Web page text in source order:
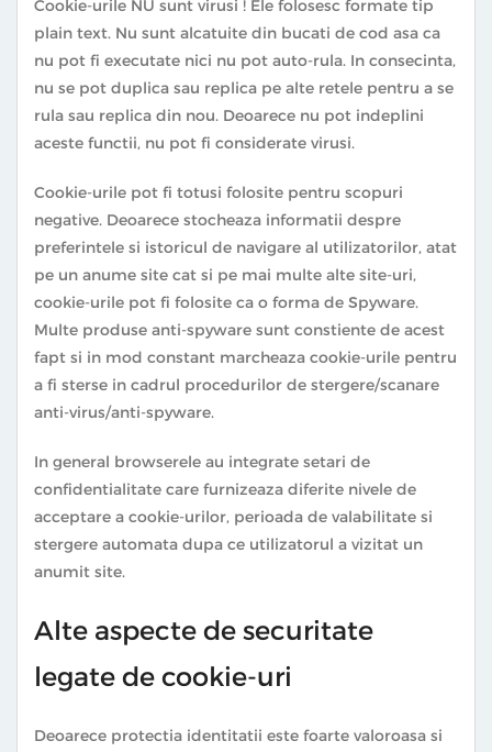
Cookie-urile NU sunt virusi ! Ele folosesc formate tip
plain text. Nu sunt alcatuite din bucati de cod asa ca
nu pot fi executate nici nu pot auto-rula. In consecinta,
nu se pot duplica sau replica pe alte retele pentru a se
rula sau replica din nou. Deoarece nu pot indeplini
aceste functii, nu pot fi considerate virusi.
Cookie-urile pot fi totusi folosite pentru scopuri
negative. Deoarece stocheaza informatii despre
preferintele si istoricul de navigare al utilizatorilor, atat
pe un anume site cat si pe mai multe alte site­-uri,
cookie-urile pot fi folosite ca o forma de Spyware.
Multe produse anti-spyware sunt constiente de acest
fapt si in mod constant marcheaza cookie-urile pentru
a fi sterse in cadrul procedurilor de stergere/scanare
anti-virus/anti-spyware.
In general browserele au integrate setari de
confidentialitate care furnizeaza diferite nivele de
acceptare a cookie-urilor, perioada de valabilitate si
stergere automata dupa ce utilizatorul a vizitat un
anumit site.
Alte aspecte de securitate
legate de cookie-uri
Deoarece protectia identitatii este foarte valoroasa si